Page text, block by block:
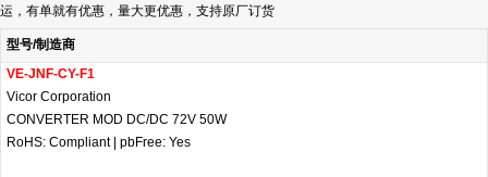
运，有单就有优惠，量大更优惠，支持原厂订货
型号/制造商
VE-JNF-CY-F1
Vicor Corporation
CONVERTER MOD DC/DC 72V 50W
RoHS: Compliant pbFree: Yes